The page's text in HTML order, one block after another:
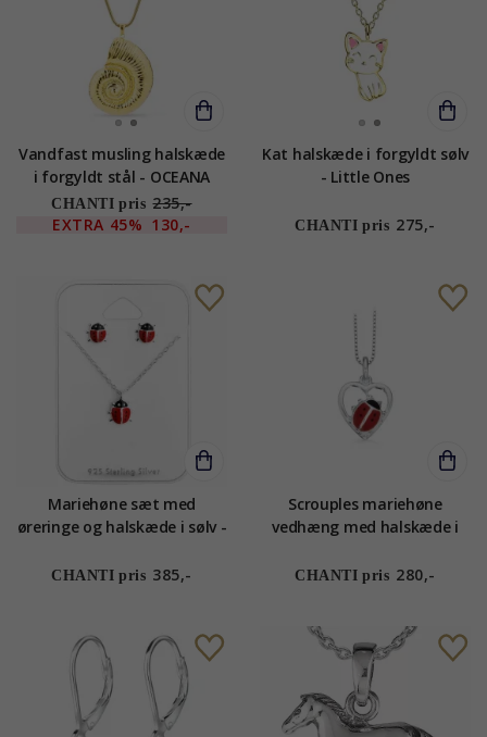
Vandfast musling halskæde
i forgyldt stål - OCEANA
CHANTI pris 235,-
EXTRA 45% 130,-
Kat halskæde i forgyldt sølv
- Little Ones
CHANTI pris 275,-
Mariehøne sæt med
øreringe og halskæde i sølv -
CHANTI pris 385,-
Scrouples mariehøne
vedhæng med halskæde i
CHANTI pris 280,-